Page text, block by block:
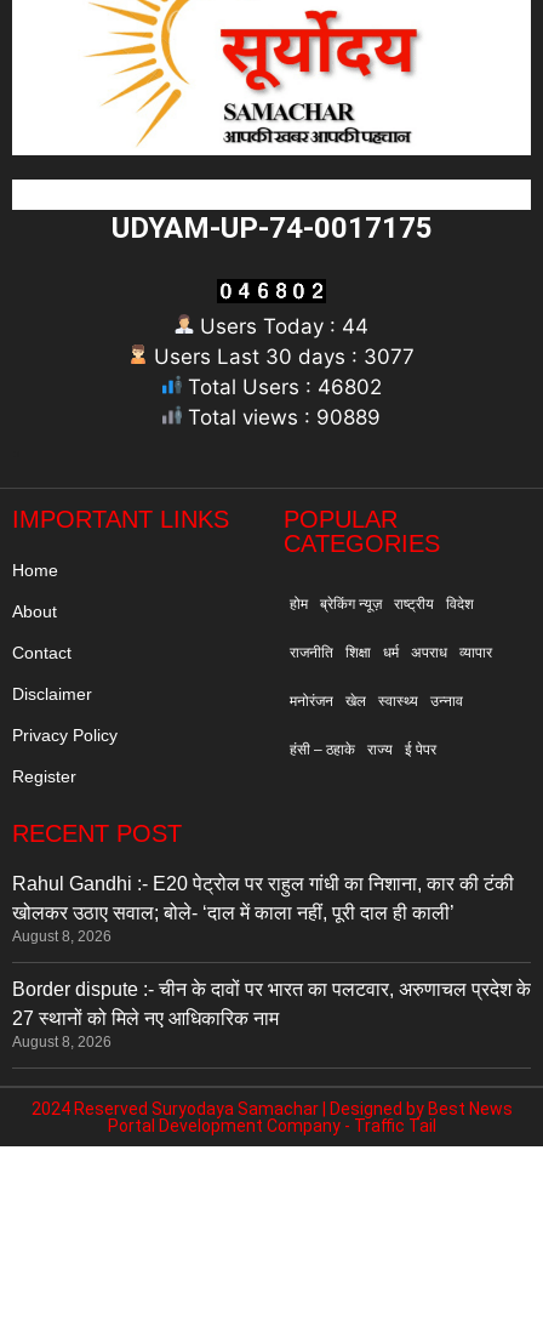
UDYAM-UP-74-0017175
Users Today : 44
Users Last 30 days : 3077
Total Users : 46802
Total views : 90889
IMPORTANT LINKS
Home
About
Contact
Disclaimer
Privacy Policy
Register
POPULAR
CATEGORIES
होम ब्रेकिंग न्यूज़ राष्ट्रीय विदेश
राजनीति शिक्षा धर्म अपराध व्यापार
मनोरंजन खेल स्वास्थ्य उन्नाव
हंसी – ठहाके राज्य ई पेपर
RECENT POST
Rahul Gandhi :- E20 पेट्रोल पर राहुल गांधी का निशाना, कार की टंकी
खोलकर उठाए सवाल; बोले- ‘दाल में काला नहीं, पूरी दाल ही काली’
August 8, 2026
Border dispute :- चीन के दावों पर भारत का पलटवार, अरुणाचल प्रदेश के
27 स्थानों को मिले नए आधिकारिक नाम
August 8, 2026
2024 Reserved Suryodaya Samachar | Designed by Best News
Portal Development Company- Traffic Tail